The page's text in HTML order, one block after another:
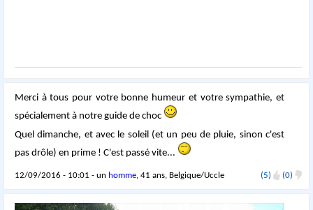
Merci à tous pour votre bonne humeur et votre sympathie, et
spécialement à notre guide de choc
Quel dimanche, et avec le soleil (et un peu de pluie, sinon c'est
pas drôle) en prime ! C'est passé vite...
12/09/2016 - 10:01 - un homme, 41 ans, Belgique/Uccle (5) (0)